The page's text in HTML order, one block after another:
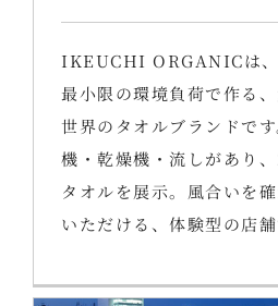
IKEUCHI ORGANICは、
最小限の環境負荷で作る
世界のタオルブランドで
機・乾燥機・流しがあり
タオルを展示。風合いを
いただける、体験型の店舗